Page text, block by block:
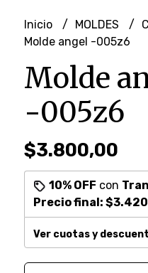
Inicio MOLDES
Molde angel -005z6
Molde
-005z6
$3.800,00
10% OFF con
Precio final:
Ver cuotas y